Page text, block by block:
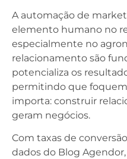
A automação de
elemento humano no
especialmente no
relacionamento são
potencializa os
permitindo que
importa: construir
geram negócios.
Com taxas de
dados do Blog